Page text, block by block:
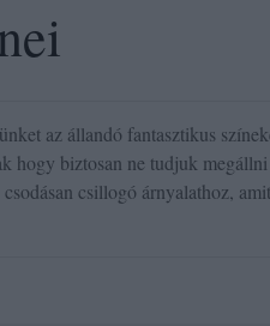
az állandó fantasztikus
biztosan ne tudjuk megállni
csillogó árnyalathoz,